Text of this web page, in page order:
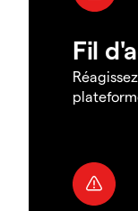
Fil